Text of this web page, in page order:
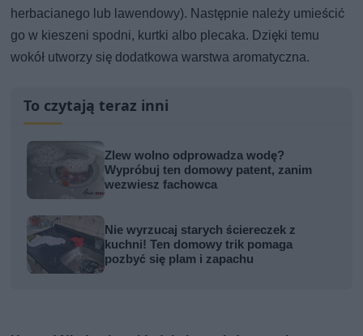
herbacianego lub lawendowy). Następnie należy umieścić
go w kieszeni spodni, kurtki albo plecaka. Dzięki temu
wokół utworzy się dodatkowa warstwa aromatyczna.
To czytają teraz inni
Zlew wolno odprowadza wodę?
Wypróbuj ten domowy patent, zanim
wezwiesz fachowca
Nie wyrzucaj starych ściereczek z
kuchni! Ten domowy trik pomaga
pozbyć się plam i zapachu